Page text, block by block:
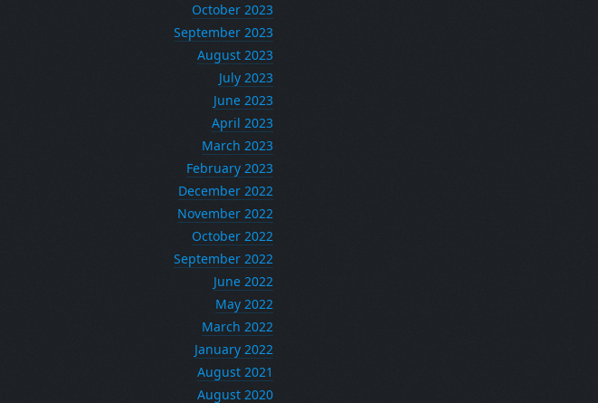
October 2023
September 2023
August 2023
July 2023
June 2023
April 2023
March 2023
February 2023
December 2022
November 2022
October 2022
September 2022
June 2022
May 2022
March 2022
January 2022
August 2021
August 2020